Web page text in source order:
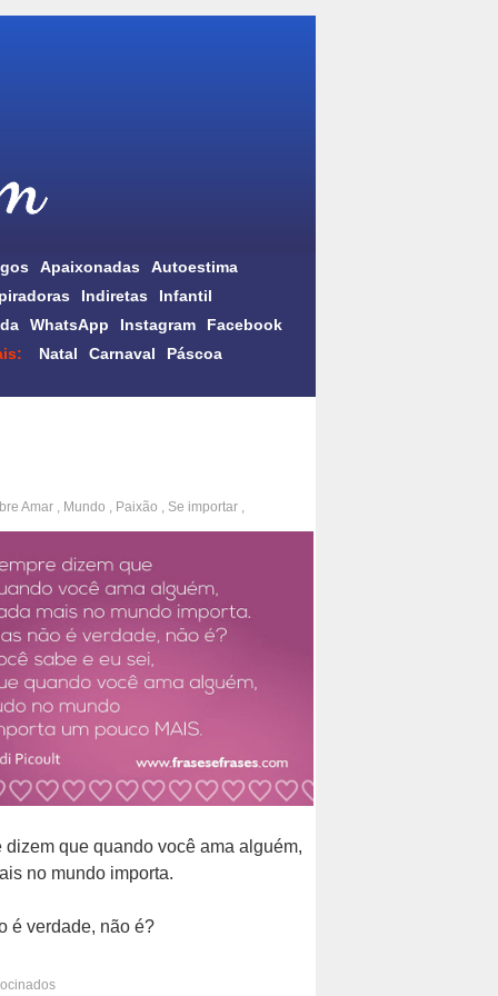
Apaixonadas
Autoestima
Indiretas
Infantil
WhatsApp Instagram
Facebook
Natal Carnaval
Páscoa
Amar, Mundo , Paixão , Se importar,
dizem que quando você ama alguém,
no mundo importa.
é verdade, não é?
e eu sei, que quando você ama